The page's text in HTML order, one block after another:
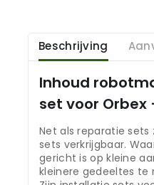
Beschrijving
Inhoud
set voor Orbex
Net als reparatie sets
sets verkrijgbaar.
gericht is op kleine
kleinere gedeeltes te